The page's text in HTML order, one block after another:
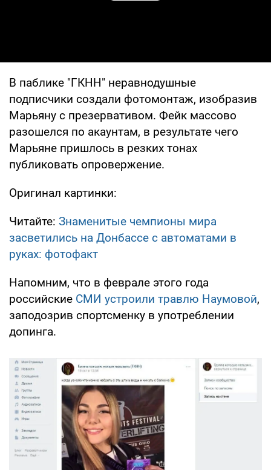
В паблике "ГКНН" неравнодушные
подписчики создали фотомонтаж, изобразив
Марьяну с презервативом. Фейк массово
разошелся по акаунтам, в результате чего
Марьяне пришлось в резких тонах
публиковать опровержение.
Оригинал картинки:
Читайте: Знаменитые чемпионы мира
засветились на Донбассе с автоматами в
руках: фотофакт
Напомним, что в феврале этого года
российские СМИ устроили травлю Наумовой,
заподозрив спортсменку в употреблении
допинга.